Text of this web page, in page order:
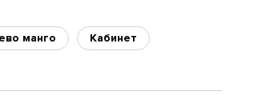
манго Кабинет